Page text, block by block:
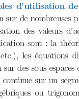
d’utilisation
sur de nombreuses
des valeurs
sont : la
les équations
des sous-
sur un
ou